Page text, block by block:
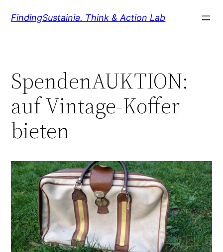
InhaltFindingSustainia. Think & Action Lab
SpendenAUKTION:
auf Vintage-Koffer
bieten